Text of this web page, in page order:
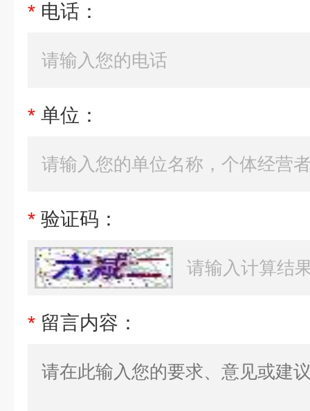
* 电话：
* 单位：
* 验证码：
* 留言内容：